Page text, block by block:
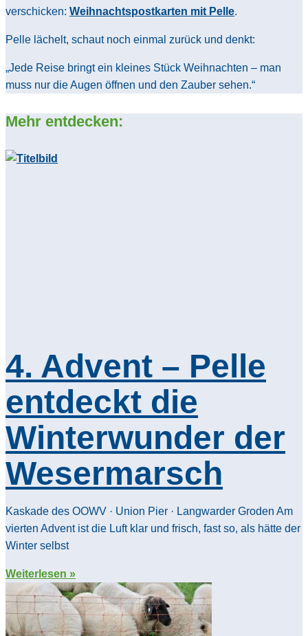
verschicken: Weihnachtspostkarten mit Pelle.
Pelle lächelt, schaut noch einmal zurück und denkt:
„Jede Reise bringt ein kleines Stück Weihnachten – man
muss nur die Augen öffnen und den Zauber sehen.“
Mehr entdecken:
4. Advent – Pelle
entdeckt die
Winterwunder der
Wesermarsch
Kaskade des OOWV · Union Pier · Langwarder Groden Am
vierten Advent ist die Luft klar und frisch, fast so, als hätte der
Winter selbst
Weiterlesen »